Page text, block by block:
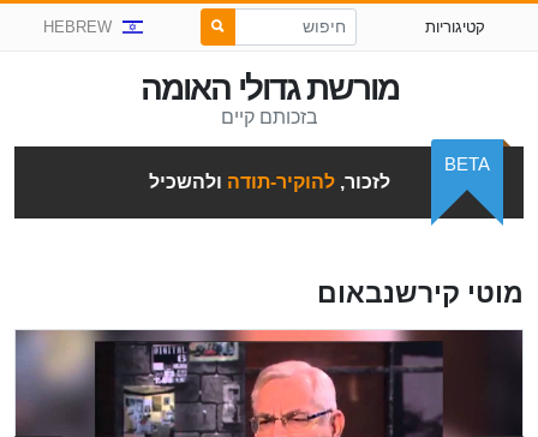
קטיגוריות HEBREW
מורשת גדולי האומה
בזכותם קיים
לזכור,להוקיר-תודה ולהשכיל
BETA
מוטי קירשנבאום